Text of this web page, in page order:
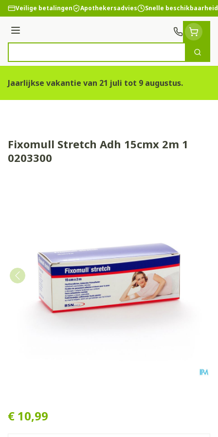
Ga naar de inhoud
Veilige betalingen Apothekersadvies Snelle beschikbaarheid
Menu
Zoek
Jaarlijkse vakantie van 21 juli tot 9 augustus.
Fixomull Stretch Adh 15cmx 2m 1
0203300
€ 10,99